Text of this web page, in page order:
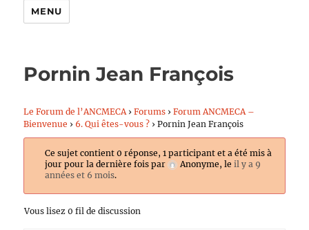
MENU
Pornin Jean François
Le Forum de l’ANCMECA › Forums › Forum ANCMECA –
Bienvenue › 6. Qui êtes-vous ? › Pornin Jean François
Ce sujet contient 0 réponse, 1 participant et a été mis à
jour pour la dernière fois par
Anonyme, le il y a 9
années et 6 mois.
Vous lisez 0 fil de discussion